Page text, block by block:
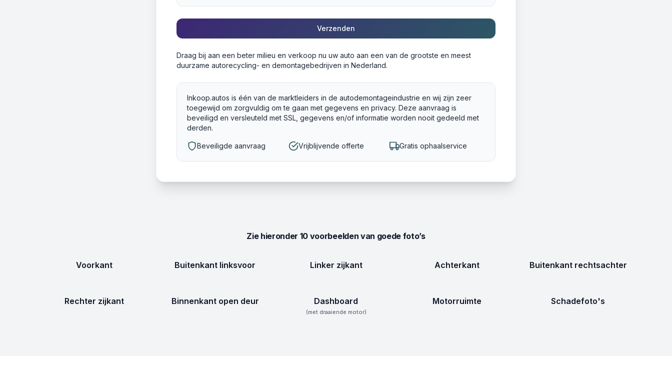
Verzenden
Draag bij aan een beter milieu en verkoop nu uw auto aan een van de grootste en meest
duurzame autorecycling- en demontagebedrijven in Nederland.
Inkoop.autos is één van de marktleiders in de autodemontageindustrie en wij zijn zeer
toegewijd om zorgvuldig om te gaan met gegevens en privacy. Deze aanvraag is
beveiligd en versleuteld met SSL, gegevens en/of informatie worden nooit gedeeld met
derden.
Beveiligde aanvraag Vrijblijvende offerte Gratis ophaalservice
Zie hieronder 10 voorbeelden van goede foto’s
Voorkant Buitenkant linksvoor Linker zijkant Achterkant Buitenkant rechtsachter
Rechter zijkant Binnenkant open deur Dashboard
(met draaiende motor)
Motorruimte Schadefoto's